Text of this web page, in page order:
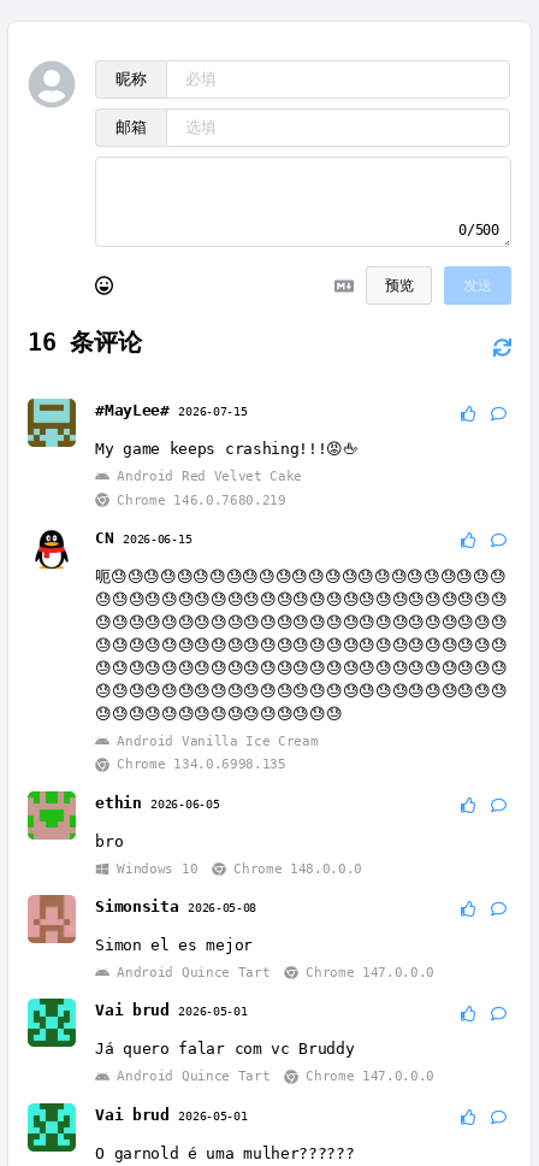
昵称
邮箱
0/500
预览 发送
16 条评论
#MayLee# 2026-07-15
My game keeps crashing!!!😡🖕
Android Red Velvet Cake
Chrome 146.0.7680.219
CN 2026-06-15
呃😓😓😓😓😓😓😓😓😓😓😓😓😓😓😓😓😓😓😓😓😓😓😓😓
😓😓😓😓😓😓😓😓😓😓😓😓😓😓😓😓😓😓😓😓😓😓😓😓😓
😓😓😓😓😓😓😓😓😓😓😓😓😓😓😓😓😓😓😓😓😓😓😓😓😓
😓😓😓😓😓😓😓😓😓😓😓😓😓😓😓😓😓😓😓😓😓😓😓😓😓
😓😓😓😓😓😓😓😓😓😓😓😓😓😓😓😓😓😓😓😓😓😓😓😓😓
😓😓😓😓😓😓😓😓😓😓😓😓😓😓😓😓😓😓😓😓😓😓😓😓😓
😓😓😓😓😓😓😓😓😓😓😓😓😓😓😓
Android Vanilla Ice Cream
Chrome 134.0.6998.135
ethin 2026-06-05
bro
Windows 10 Chrome 148.0.0.0
Simonsita 2026-05-08
Simon el es mejor
Android Quince Tart Chrome 147.0.0.0
Vai brud 2026-05-01
Já quero falar com vc Bruddy
Android Quince Tart Chrome 147.0.0.0
Vai brud 2026-05-01
O garnold é uma mulher??????